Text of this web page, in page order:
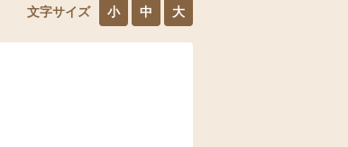
文字サイズ 小 中 大